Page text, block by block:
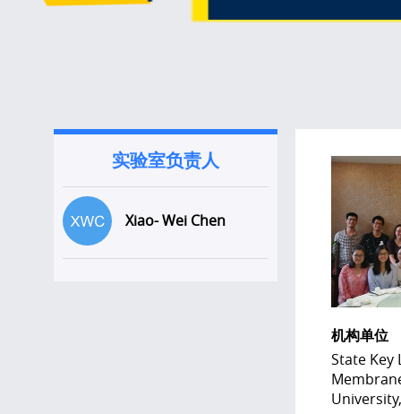
实验室负责人
Xiao- Wei Chen
机构单位
State